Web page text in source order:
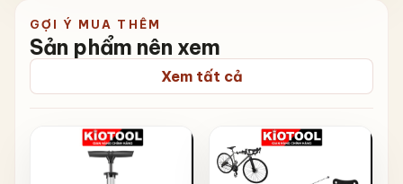
GỢI Ý MUA THÊM
Sản phẩm nên xem
Xem tất cả